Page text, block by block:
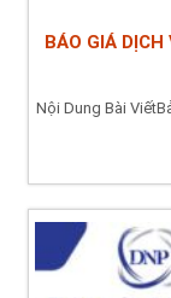
BÁO GIÁ
Nội Dung Bài